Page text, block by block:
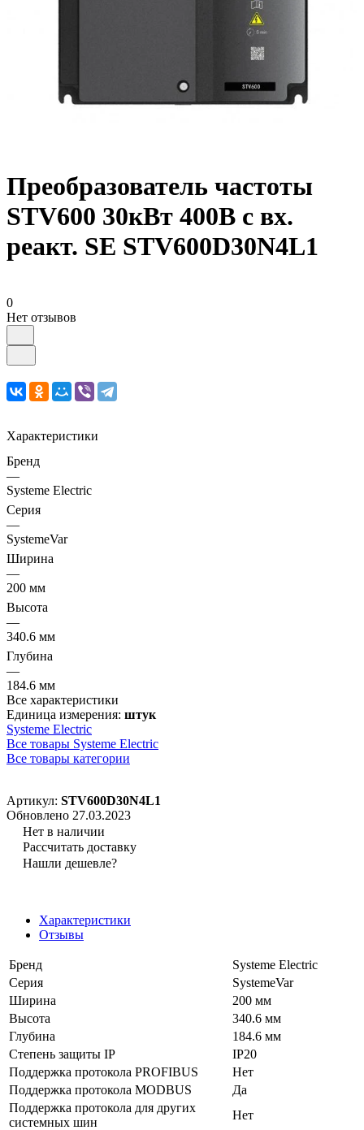
Преобразователь частоты
STV600 30кВт 400В с вх.
реакт. SE STV600D30N4L1
0
Нет отзывов
Характеристики
Бренд
—
Systeme Electric
Серия
—
SystemeVar
Ширина
—
200 мм
Высота
—
340.6 мм
Глубина
—
184.6 мм
Все характеристики
Единица измерения: штук
Systeme Electric
Все товары Systeme Electric
Все товары категории
Артикул: STV600D30N4L1
Обновлено 27.03.2023
Нет в наличии
Рассчитать доставку
Нашли дешевле?
Характеристики
Отзывы
Бренд
Systeme Electric
Серия
SystemeVar
Ширина
200 мм
Высота
340.6 мм
Глубина
184.6 мм
Степень защиты IP
IP20
Поддержка протокола PROFIBUS
Нет
Поддержка протокола MODBUS
Да
Поддержка протокола для других
системных шин
Нет